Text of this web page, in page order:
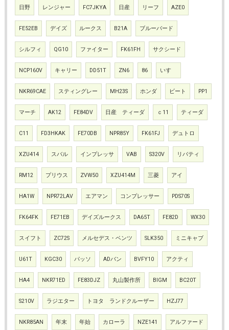
日野 レンジャー FC7JKYA 日産 リーフ AZE0
FE52EB デイズ ルークス B21A ブルーバード
シルフィ QG10 ファイター FK61FH サクシード
NCP160V キャリー DD51T ZN6 86 いすゞ
NKR69CAE スティングレー MH23S ホンダ ビート PP1
マーチ AK12 FE84DV 日産 ティーダ ｃ11 ティーダ
C11 FD3HKAK FE70DB NPR85Y FK61FJ デュトロ
XZU414 スバル インプレッサ VAB S320V リバティ
RM12 プリウス ZVW50 XZU414M 三菱 アイ
HA1W NPR72LAV エアマン コンプレッサー PDS70S
FK64FK FE71EB デイズルークス DA65T FE82D WX30
スイフト ZC72S メルセデス・ベンツ SLK350 ミニキャブ
U61T KGC30 パッソ ADバン BVFY10 アクティ
HA4 NKR71ED FE83DJZ 丸山製作所 BIGM BC20T
S210V ラジエター トヨタ ランドクルーザー HZJ77
NKR85AN 年末 年始 カローラ NZE141 アルファード